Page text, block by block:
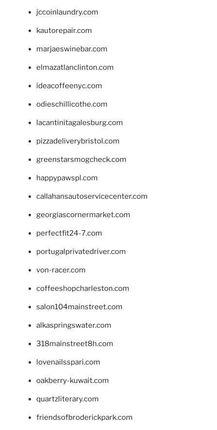
jccoinlaundry.com
kautorepair.com
marjaeswinebar.com
elmazatlanclinton.com
ideacoffeenyc.com
odieschillicothe.com
lacantinitagalesburg.com
pizzadeliverybristol.com
greenstarsmogcheck.com
happypawspl.com
callahansautoservicecenter.com
georgiascornermarket.com
perfectfit24-7.com
portugalprivatedriver.com
von-racer.com
coffeeshopcharleston.com
salon104mainstreet.com
alkaspringswater.com
318mainstreet8h.com
lovenailsspari.com
oakberry-kuwait.com
quartzliterary.com
friendsofbroderickpark.com